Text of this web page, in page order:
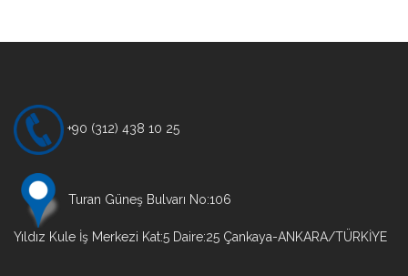
+90 (312) 438 10 25
Turan Güneş Bulvarı No:106
Yıldız Kule İş Merkezi Kat:5 Daire:25 Çankaya-ANKARA/TÜRKİYE